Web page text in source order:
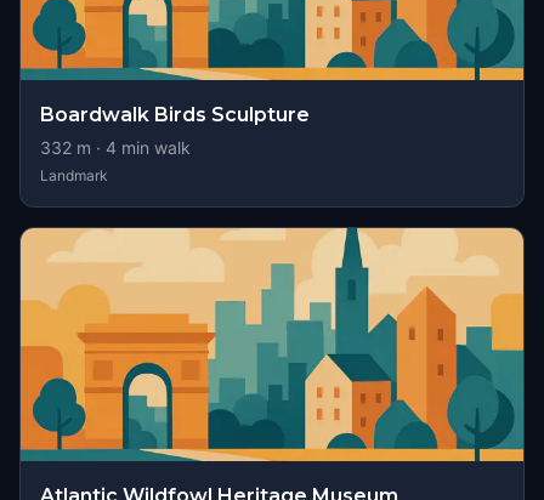
Boardwalk Birds Sculpture
332 m · 4 min walk
Landmark